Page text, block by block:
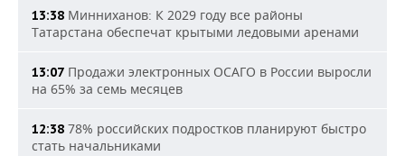
13:38 Минниханов: К 2029 году все районы
Татарстана обеспечат крытыми ледовыми аренами
13:07 Продажи электронных ОСАГО в России выросли
на 65% за семь месяцев
12:38 78% российских подростков планируют быстро
стать начальниками